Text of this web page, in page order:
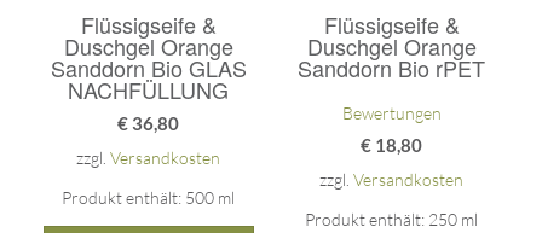
Flüssigseife &
Duschgel Orange
Sanddorn Bio GLAS
NACHFÜLLUNG
€ 36,80
zzgl.Versandkosten
Produkt enthält: 500 ml
Flüssigseife &
Duschgel Orange
Sanddorn Bio rPET
von 5
Bewertungen
€ 18,80
zzgl.Versandkosten
Produkt enthält: 250 ml